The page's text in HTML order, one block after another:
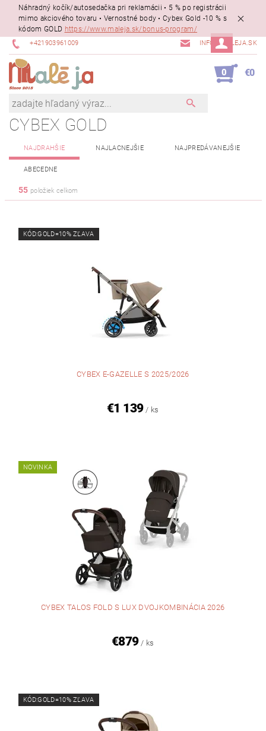
Náhradný kočík/autosedačka pri reklamácii • 5 % po registrácii
mimo akciového tovaru • Vernostné body • Cybex Gold -10 % s
kódom GOLD https://www.maleja.sk/bonus-program/
+421903961009 INFO@MALEJA.SK
0 €0
NAJDRAHŠIE NAJLACNEJŠIE NAJPREDÁVANEJŠIE
ABECEDNE
55 položiek celkom
KÓD:GOLD=10% ZĽAVA
CYBEX E-GAZELLE S 2025/2026
€1 139 / ks
NOVINKA
CYBEX TALOS FOLD S LUX DVOJKOMBINÁCIA 2026
€879 / ks
KÓD:GOLD=10% ZĽAVA